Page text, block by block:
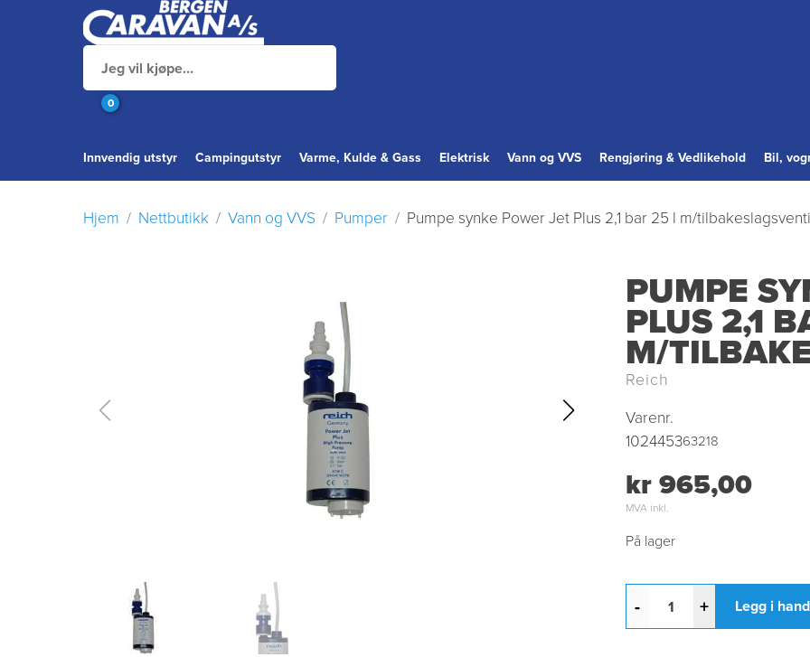
0
Innvendig utstyr Campingutstyr Varme, Kulde & Gass Elektrisk Vann og VVS Rengjøring & Vedlikehold Bil,
Hjem Nettbutikk Vann og VVS Pumper Pumpe synke Power Jet Plus 2,1 bar 25 l m/
PUMPE
PLUS 2,1
M/
Reich
Varenr.
102445363218
kr 965,00
MVA inkl.
På lager
- + Legg i